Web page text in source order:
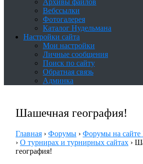
Архивы файлов
Вебссылки
Фотогалерея
Каталог Нудельмана
Настройки сайта
Мои настройки
Личные сообщения
Поиск по сайту
Обратная связь
Админка
Шашечная география!
Главная › Форумы › Форумы на
› О турнирах и турнирных сайтах ›
география!